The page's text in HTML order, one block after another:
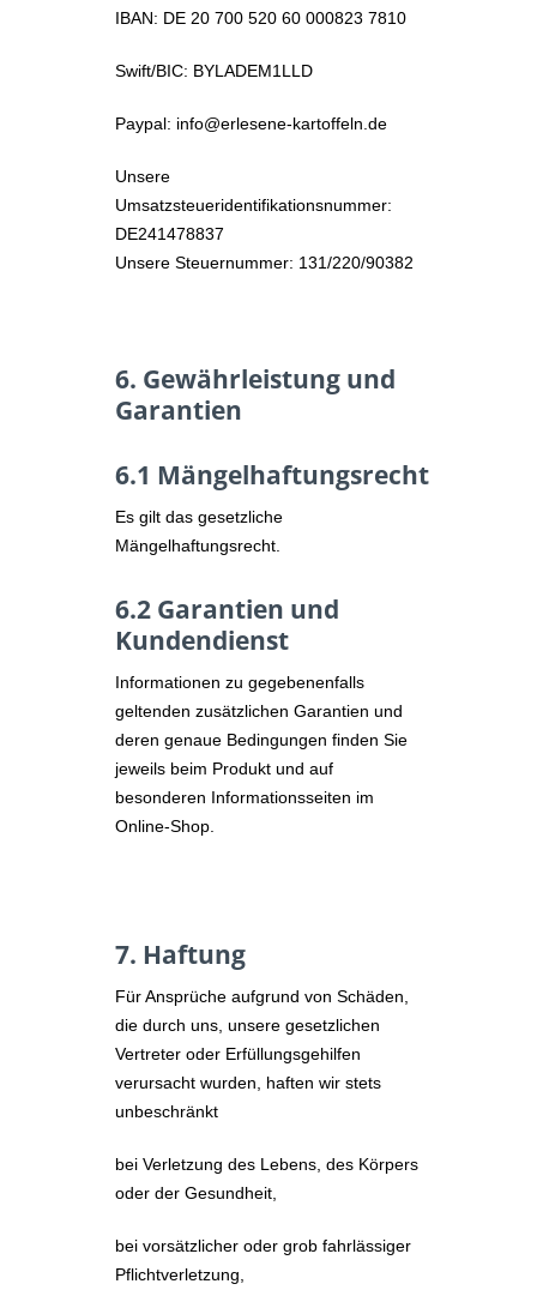
IBAN: DE 20 700 520 60 000823 7810
Swift/BIC: BYLADEM1LLD
Paypal: info@erlesene-kartoffeln.de
Unsere
Umsatzsteueridentifikationsnummer:
DE241478837
Unsere Steuernummer: 131/220/90382
6. Gewährleistung und
Garantien​​​​​​​
6.1 Mängelhaftungsrecht
Es gilt das gesetzliche
Mängelhaftungsrecht.
6.2 Garantien und
Kundendienst
Informationen zu gegebenenfalls
geltenden zusätzlichen Garantien und
deren genaue Bedingungen finden Sie
jeweils beim Produkt und auf
besonderen Informationsseiten im
Online-Shop.
7. Haftung​​​​​​​
Für Ansprüche aufgrund von Schäden,
die durch uns, unsere gesetzlichen
Vertreter oder Erfüllungsgehilfen
verursacht wurden, haften wir stets
unbeschränkt
bei Verletzung des Lebens, des Körpers
oder der Gesundheit,
bei vorsätzlicher oder grob fahrlässiger
Pflichtverletzung,